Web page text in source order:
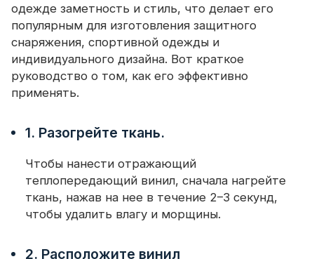
одежде заметность и стиль, что делает его
популярным для изготовления защитного
снаряжения, спортивной одежды и
индивидуального дизайна. Вот краткое
руководство о том, как его эффективно
применять.
1. Разогрейте ткань.
Чтобы нанести отражающий
теплопередающий винил, сначала нагрейте
ткань, нажав на нее в течение 2–3 секунд,
чтобы удалить влагу и морщины.
2. Расположите винил